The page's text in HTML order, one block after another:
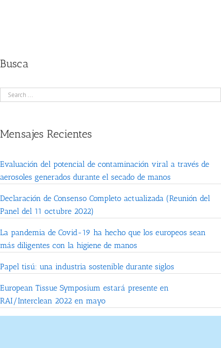
Busca
Mensajes Recientes
Evaluación del potencial de contaminación viral a través de
aerosoles generados durante el secado de manos
Declaración de Consenso Completo actualizada (Reunión del
Panel del 11 octubre 2022)
La pandemia de Covid-19 ha hecho que los europeos sean
más diligentes con la higiene de manos
Papel tisú: una industria sostenible durante siglos
European Tissue Symposium estará presente en
RAI/Interclean 2022 en mayo